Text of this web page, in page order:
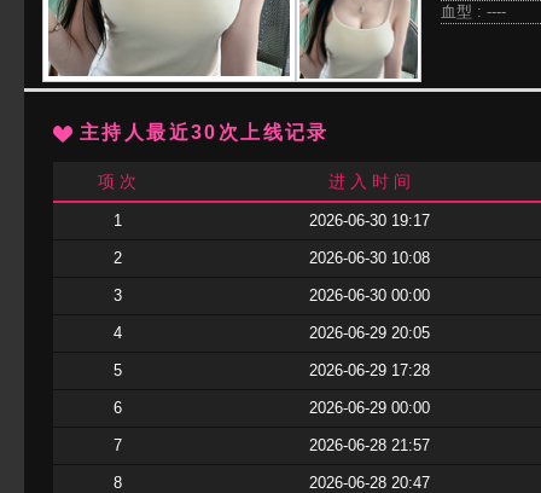
血型 : ----
主持人最近30次上线记录
项 次 进 入 时 间
1 2026-06-30 19:17
2 2026-06-30 10:08
3 2026-06-30 00:00
4 2026-06-29 20:05
5 2026-06-29 17:28
6 2026-06-29 00:00
7 2026-06-28 21:57
8 2026-06-28 20:47